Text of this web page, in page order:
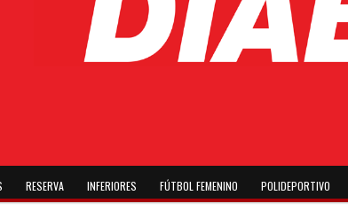
RESERVA INFERIORES FÚTBOL FEMENINO POLIDEPORTIVO